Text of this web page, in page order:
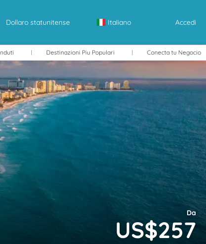
Dollaro statunitense Italiano Accedi
Destinazioni Piu Populari Conecta tu Negocio
Da
US$257